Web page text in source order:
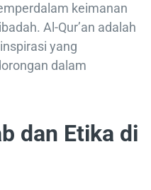
keimanan
Al-Qur’an adalah
yang
dalam
dan Etika di